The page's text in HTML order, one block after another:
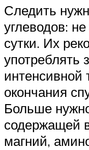
Следить
углеводов:
сутки. Их
употреблять
интенсивной
окончания
Больше
содержащей
магний,